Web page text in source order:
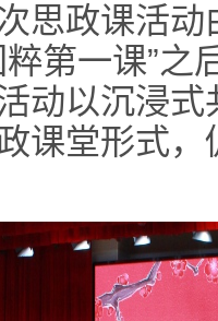
思政课活
第一课”
动以沉浸
课堂形式